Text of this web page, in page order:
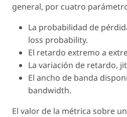
general, por cuatro
La probabilidad de
loss probability.
El retardo extremo a
La variación de retardo,
El ancho de banda
bandwidth.
El valor de la métrica sobre